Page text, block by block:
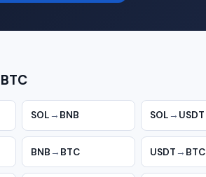
SOL → BNB SOL → USDT
BNB → BTC USDT → BTC